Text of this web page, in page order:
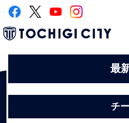
最
チ